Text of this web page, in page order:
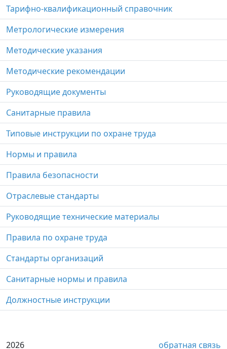
Тарифно-квалификационный справочник
Метрологические измерения
Методические указания
Методические рекомендации
Руководящие документы
Санитарные правила
Типовые инструкции по охране труда
Нормы и правила
Правила безопасности
Отраслевые стандарты
Руководящие технические материалы
Правила по охране труда
Стандарты организаций
Санитарные нормы и правила
Должностные инструкции
2026 обратная связь